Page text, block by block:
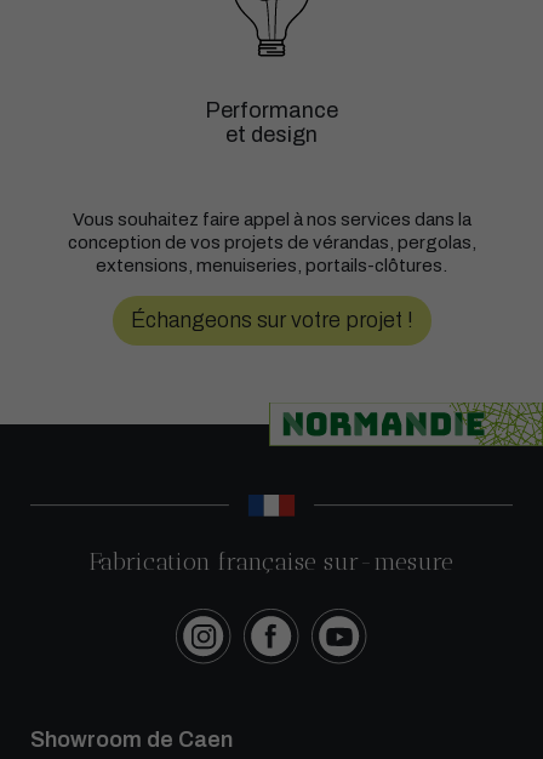
Performance
et design
Vous souhaitez faire appel à nos services dans la
conception de vos projets de vérandas, pergolas,
extensions, menuiseries, portails-clôtures.
Échangeons sur votre projet !
Fabrication française sur-mesure
Showroom de Caen